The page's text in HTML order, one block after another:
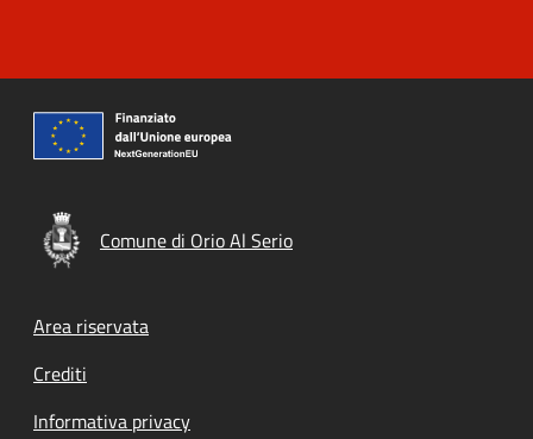
Comune di Orio Al Serio
Footer menu
Area riservata
Crediti
Informativa privacy